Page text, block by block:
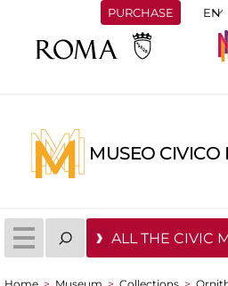
PURCHASE
MUSEO
ALL THE CIVIC